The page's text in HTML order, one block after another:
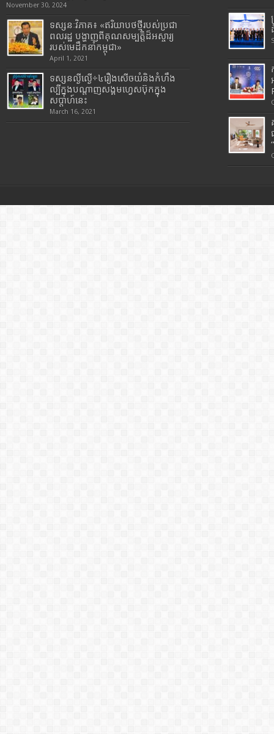
November 30, 2024
ទស្សនៈវិភាគ៖ «ឥរិយាបថថ្មីរបស់ប្រជា
ពលរដ្ឋ បង្ហាញពីគុណសម្បត្តិដ៏អស្ចារ្យ
របស់មេដឹកនាំកម្ពុជា»
April 1, 2021
ទស្សនល្ងីល្ងើ÷៤រឿងសើចយំនិងកំហឹង
ល្បីក្នុងបណ្តាញសង្គមហ្វេសប៊ុកក្នុង
សប្តាហ៍នេះ
March 16, 2021